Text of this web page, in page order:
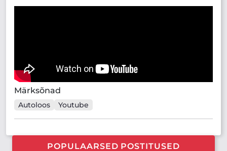
Märksõnad
Autoloos Youtube
POPULAARSED POSTITUSED